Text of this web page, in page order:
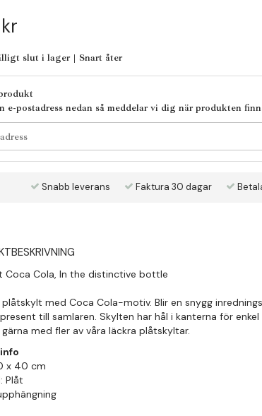
slut i lager | Snart åter
e-postadress nedan så meddelar vi dig när produkten
Snabb leverans Faktura 30 dagar
Coca Cola, In the distinctive bottle
med Coca Cola-motiv. Blir en snygg
till samlaren. Skylten har hål i kanterna för enkel
med fler av våra läckra plåtskyltar.
x 40 cm
Plåt